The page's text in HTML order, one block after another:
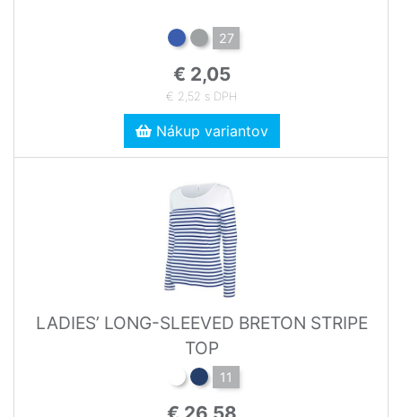
27
€ 2,05
€ 2,52 s DPH
Nákup variantov
LADIES’ LONG-SLEEVED BRETON STRIPE
TOP
11